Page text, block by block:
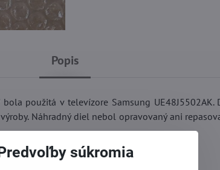
Popis
použitá v televízore Samsung UE48J5502AK.
Náhradný diel nebol opravovaný ani
TV súkromia